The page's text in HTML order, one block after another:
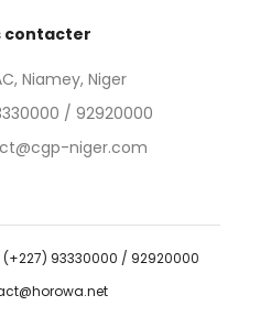
contacter
Niamey, Niger
/ 92920000
niger.com
(+227) 93330000 / 92920000